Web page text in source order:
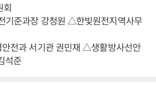
회
기준과장 강청원 △한빛원전지역사무
전과 서기관 권민재 △생활방사선안
석준